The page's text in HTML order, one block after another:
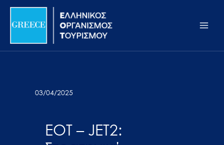
Σημείωση:
ιστότοπος
προσβασιμότητας.
Μετάβαση
περιεχόμενο
03/04/2025
ΕΟΤ – JET2: